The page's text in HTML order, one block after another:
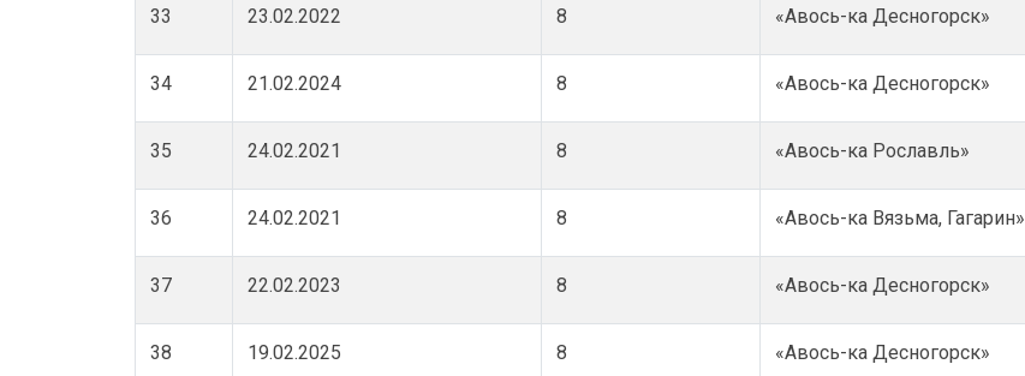
33 23.02.2022 8 «Авось-ка Десногорск»
34 21.02.2024 8 «Авось-ка Десногорск»
35 24.02.2021 8 «Авось-ка Рославль»
36 24.02.2021 8 «Авось-ка Вязьма, Гагарин»
37 22.02.2023 8 «Авось-ка Десногорск»
38 19.02.2025 8 «Авось-ка Десногорск»